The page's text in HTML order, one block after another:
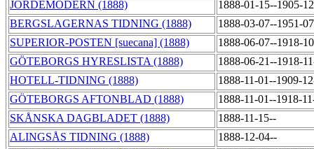
JORDEMODERN (1888)
1888-01-15--1905-
BERGSLAGERNAS TIDNING (1888)
1888-03-07--1951-
SUPERIOR-POSTEN [suecana] (1888)
1888-06-07--1918-
GÖTEBORGS HYRESLISTA (1888)
1888-06-21--1918-
HOTELL-TIDNING (1888)
1888-11-01--1909-
GÖTEBORGS AFTONBLAD (1888)
1888-11-01--1918-
SKÅNSKA DAGBLADET (1888)
1888-11-15--
ALINGSÅS TIDNING (1888)
1888-12-04--